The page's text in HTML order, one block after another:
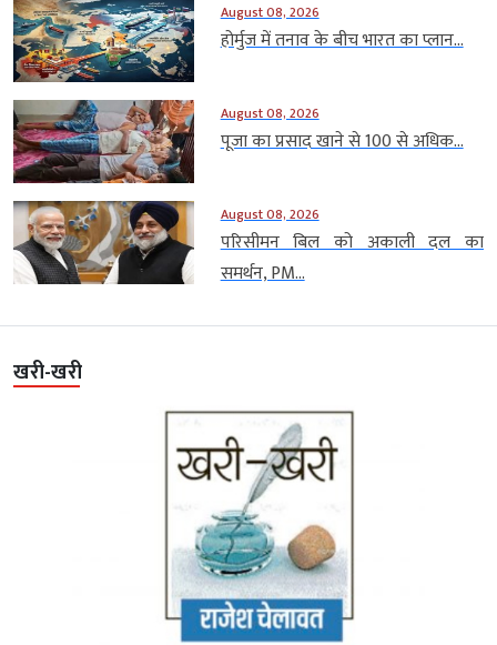
August 08, 2026
होर्मुज में तनाव के बीच भारत का प्लान...
August 08, 2026
पूजा का प्रसाद खाने से 100 से अधिक...
August 08, 2026
परिसीमन बिल को अकाली दल का
समर्थन, PM...
खरी-खरी